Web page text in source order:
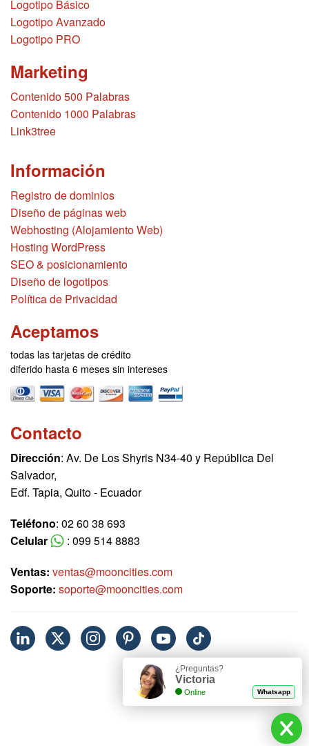
Logotipo Básico
Logotipo Avanzado
Logotipo PRO
Marketing
Contenido 500 Palabras
Contenido 1000 Palabras
Link3tree
Información
Registro de dominios
Diseño de páginas web
Webhosting (Alojamiento Web)
Hosting WordPress
SEO & posicionamiento
Diseño de logotipos
Política de Privacidad
Aceptamos
todas las tarjetas de crédito
diferido hasta 6 meses sin intereses
Contacto
Dirección: Av. De Los Shyris N34-40 y República Del
Salvador,
Edf. Tapia, Quito - Ecuador
Teléfono: 02 60 38 693
Celular
: 099 514 8883
Ventas: ventas@mooncities.com
Soporte: soporte@mooncities.com
¿Preguntas?
Victoria
Online Whatsapp